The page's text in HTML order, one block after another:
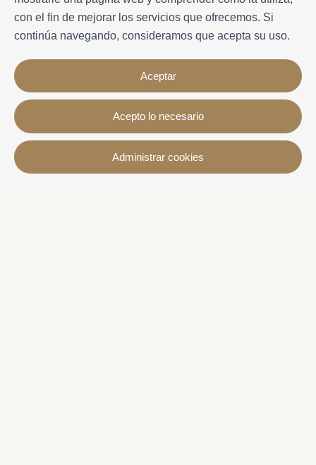
con el fin de mejorar los servicios que ofrecemos. Si
continúa navegando, consideramos que acepta su uso.
Aceptar
Acepto lo necesario
Administrar cookies
Contacto
Avda. Sant Joan de Déu, 57 43820 - Calafell platja